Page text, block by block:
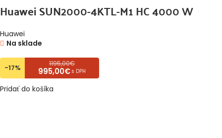
Huawei SUN2000-4KTL-M1 HC 4000 W
Huawei
Na sklade
-17% 1195,00€
995,00€ s DPH
Pridať do košíka